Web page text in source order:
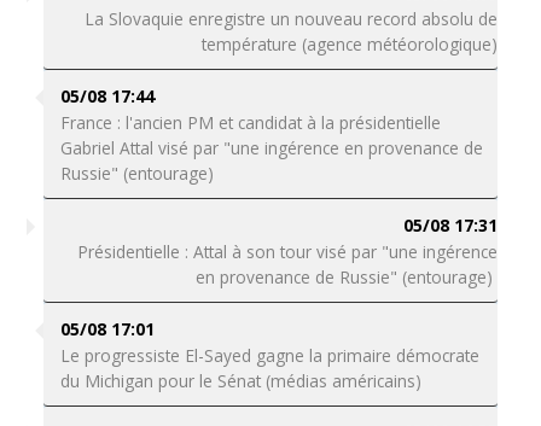
La Slovaquie enregistre un nouveau record absolu de
température (agence météorologique)
05/08 17:44
France : l'ancien PM et candidat à la présidentielle
Gabriel Attal visé par "une ingérence en provenance de
Russie" (entourage)
05/08 17:31
Présidentielle : Attal à son tour visé par "une ingérence
en provenance de Russie" (entourage)
05/08 17:01
Le progressiste El-Sayed gagne la primaire démocrate
du Michigan pour le Sénat (médias américains)